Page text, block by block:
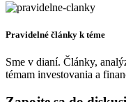
Pravidelné články k téme
Sme v dianí. Články,
témam investovania a